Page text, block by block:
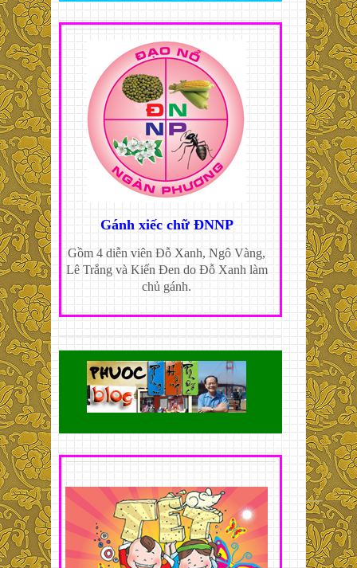
Gánh xiếc chữ ĐNNP
Gồm 4 diễn viên Đỗ Xanh, Ngô Vàng,
Lê Trắng và Kiến Đen do Đỗ Xanh làm
chủ gánh.